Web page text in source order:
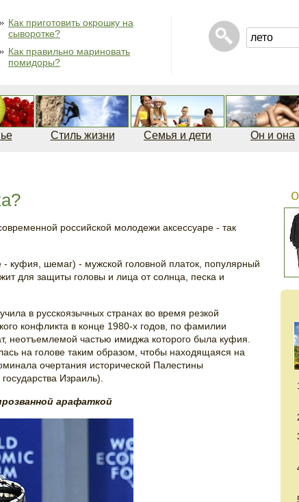
Как приготовить окрошку на
сыворотке?
Как правильно мариновать
помидоры?
Стиль жизни Семья и дети Он и она
российской молодежи аксессуаре - так
куфия, шемаг) - мужской головной платок, популярный
для защиты головы и лица от солнца, песка и
в русскоязычных странах во время резкой
конфликта в конце 1980-х годов, по фамилии
неотъемлемой частью имиджа которого была куфия.
на голове таким образом, чтобы находящаяся на
очертания исторической Палестины
Израиль).
арафаткой